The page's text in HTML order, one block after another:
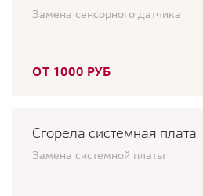
Замена сенсорного датчика
ОТ 1000 РУБ
Сгорела системная плата
Замена системной платы